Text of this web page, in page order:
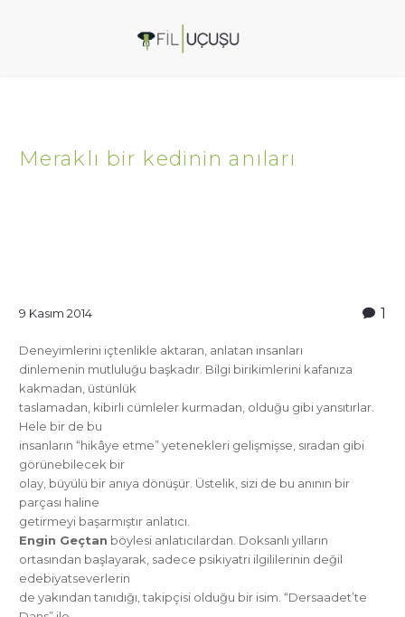
Meraklı bir kedinin anıları
1
9 Kasım 2014
Deneyimlerini içtenlikle aktaran, anlatan insanları
dinlemenin mutluluğu başkadır. Bilgi birikimlerini kafanıza
kakmadan, üstünlük
taslamadan, kibirli cümleler kurmadan, olduğu gibi yansıtırlar.
Hele bir de bu
insanların “hikâye etme” yetenekleri gelişmişse, sıradan gibi
görünebilecek bir
olay, büyülü bir anıya dönüşür. Üstelik, sizi de bu anının bir
parçası haline
getirmeyi başarmıştır anlatıcı.
Engin Geçtan böylesi anlatıcılardan. Doksanlı yılların
ortasından başlayarak, sadece psikiyatri ilgililerinin değil
edebiyatseverlerin
de yakından tanıdığı, takipçisi olduğu bir isim. “Dersaadet’te